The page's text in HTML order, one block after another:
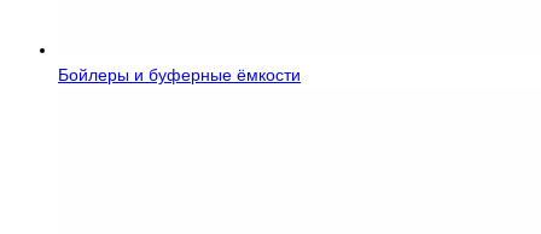
Бойлеры и буферные ёмкости